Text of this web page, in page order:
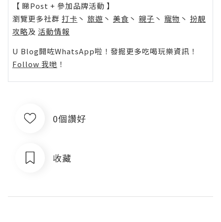
【 睇Post + 參加品牌活動 】
瀏覽更多社群 打卡 丶 旅遊 丶 美食 丶 親子 丶 寵物 丶 扮靚
攻略及 活動情報
U Blog開咗WhatsApp啦！發掘更多吃喝玩樂資訊！
Follow 我哋 ！
0個讚好
收藏